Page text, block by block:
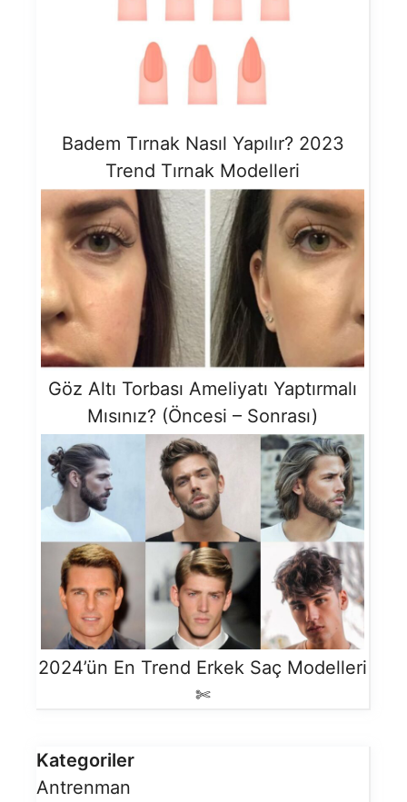
Badem Tırnak Nasıl Yapılır? 2023
Trend Tırnak Modelleri
Göz Altı Torbası Ameliyatı Yaptırmalı
Mısınız? (Öncesi – Sonrası)
2024’ün En Trend Erkek Saç Modelleri
✄
Kategoriler
Antrenman